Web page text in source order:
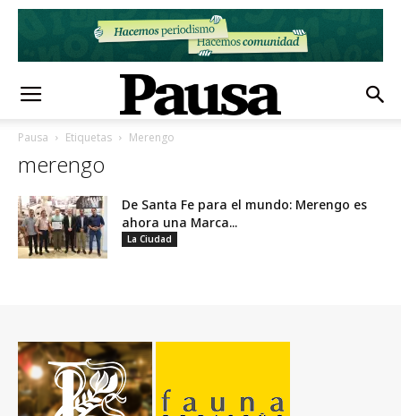
Pausa Etiquetas Merengo
merengo
De Santa Fe para el mundo: Merengo es
ahora una Marca...
La Ciudad